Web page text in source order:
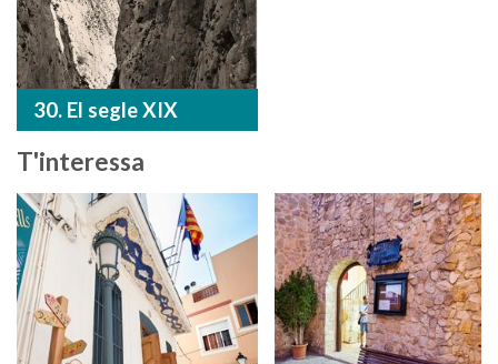
30. El segle XIX
T'interessa